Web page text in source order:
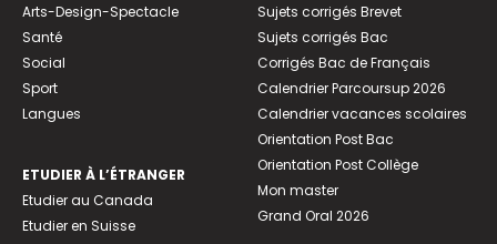
Arts-Design-Spectacle
Santé
Social
Sport
Langues
ETUDIER À L’ÉTRANGER
Etudier au Canada
Etudier en Suisse
Sujets corrigés Brevet
Sujets corrigés Bac
Corrigés Bac de Français
Calendrier Parcoursup 2026
Calendrier vacances scolaires
Orientation Post Bac
Orientation Post Collège
Mon master
Grand Oral 2026